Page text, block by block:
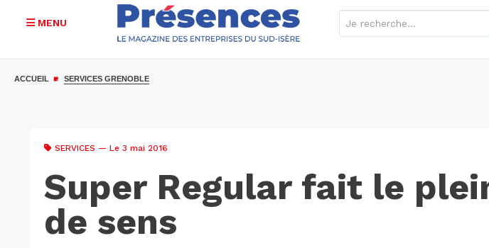
MENU
ACCUEIL SERVICES GRENOBLE
SERVICES — Le 3 mai 2016
Super Regular fait le
de sens